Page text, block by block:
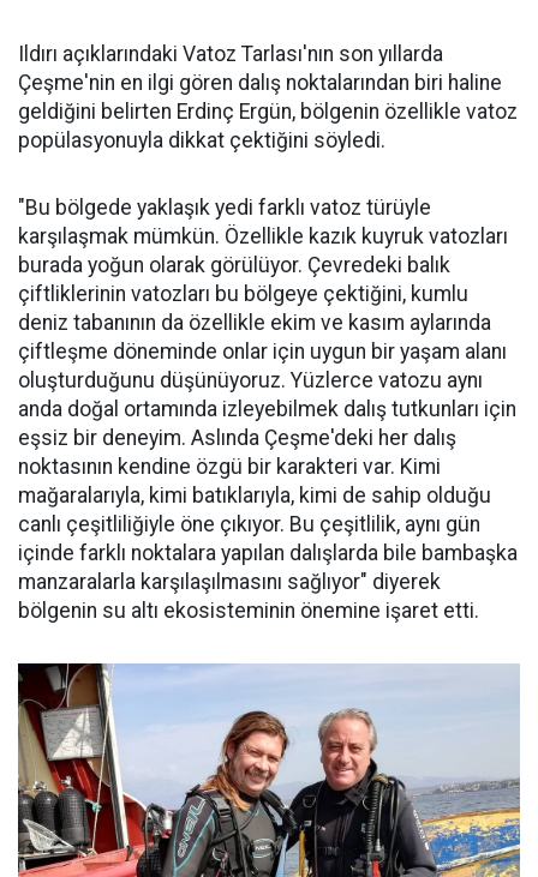
Ildırı açıklarındaki Vatoz Tarlası'nın son yıllarda
Çeşme'nin en ilgi gören dalış noktalarından biri haline
geldiğini belirten Erdinç Ergün, bölgenin özellikle vatoz
popülasyonuyla dikkat çektiğini söyledi.
"Bu bölgede yaklaşık yedi farklı vatoz türüyle
karşılaşmak mümkün. Özellikle kazık kuyruk vatozları
burada yoğun olarak görülüyor. Çevredeki balık
çiftliklerinin vatozları bu bölgeye çektiğini, kumlu
deniz tabanının da özellikle ekim ve kasım aylarında
çiftleşme döneminde onlar için uygun bir yaşam alanı
oluşturduğunu düşünüyoruz. Yüzlerce vatozu aynı
anda doğal ortamında izleyebilmek dalış tutkunları için
eşsiz bir deneyim. Aslında Çeşme'deki her dalış
noktasının kendine özgü bir karakteri var. Kimi
mağaralarıyla, kimi batıklarıyla, kimi de sahip olduğu
canlı çeşitliliğiyle öne çıkıyor. Bu çeşitlilik, aynı gün
içinde farklı noktalara yapılan dalışlarda bile bambaşka
manzaralarla karşılaşılmasını sağlıyor" diyerek
bölgenin su altı ekosisteminin önemine işaret etti.